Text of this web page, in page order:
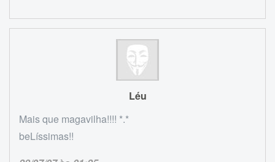
Léu
Mais que magavilha!!!! *.*
beLíssimas!!